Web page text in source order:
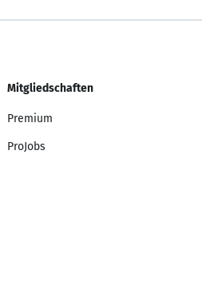
Mitgliedschaften
Premium
ProJobs